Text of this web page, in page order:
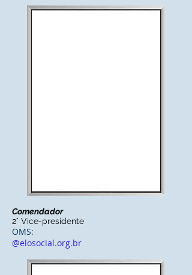
Comendador
2° Vice-presidente
OMS:
@elosocial.org.br